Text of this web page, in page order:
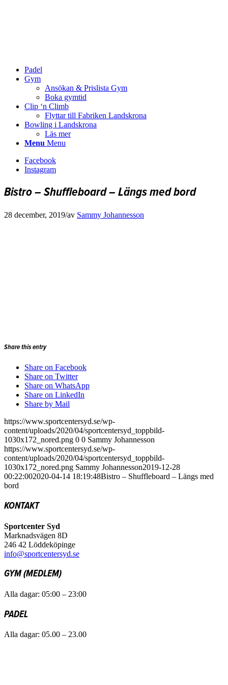
Padel
Gym
Ansökan & Prislista Gym
Boka gymtid
Clip ‘n Climb
Flyttar till Fabriken Landskrona
Bowling i Landskrona
Läs mer
Menu Menu
Facebook
Instagram
Bistro – Shuffleboard – Längs med bord
28 december, 2019/av Sammy Johannesson
Share this entry
Share on Facebook
Share on Twitter
Share on WhatsApp
Share on LinkedIn
Share by Mail
https://www.sportcentersyd.se/wp-
content/uploads/2020/04/sportcentersyd_toppbild-
1030x172_nored.png 0 0 Sammy Johannesson
https://www.sportcentersyd.se/wp-
content/uploads/2020/04/sportcentersyd_toppbild-
1030x172_nored.png Sammy Johannesson2019-12-28
00:22:002020-04-14 18:19:48Bistro – Shuffleboard – Längs med
bord
KONTAKT
Sportcenter Syd
Marknadsvägen 8D
246 42 Löddeköpinge
info@sportcentersyd.se
GYM (MEDLEM)
Alla dagar: 05:00 – 23:00
PADEL
Alla dagar: 05.00 – 23.00